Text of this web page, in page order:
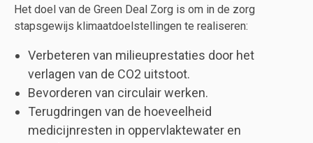
Het doel van de Green Deal Zorg is om in de zorg
stapsgewijs klimaatdoelstellingen te realiseren:
Verbeteren van milieuprestaties door het
verlagen van de CO2 uitstoot.
Bevorderen van circulair werken.
Terugdringen van de hoeveelheid
medicijnresten in oppervlaktewater en